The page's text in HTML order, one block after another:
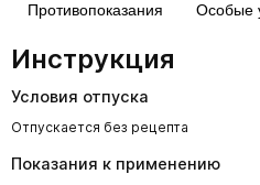
Противопоказания Особые
Инструкция
Условия отпуска
Отпускается без рецепта
Показания к применению